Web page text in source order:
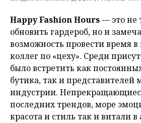
Happy Fashion Hours— это не
обновить гардероб, но и
возможность провести время в
коллег по «цеху». Среди
было встретить как
бутика, так и представителей
индустрии.
последних трендов, море
красота и стиль так и витали в